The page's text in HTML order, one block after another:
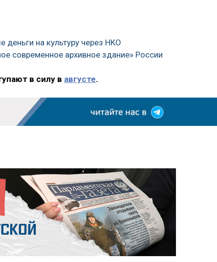
деньги на культуру через НКО
современное архивное здание» России
в силу в августе.